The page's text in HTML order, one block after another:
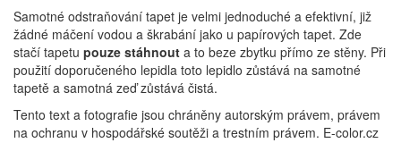
Samotné odstraňování tapet je velmi jednoduché a efektivní, již
žádné máčení vodou a škrabání jako u papírových tapet. Zde
stačí tapetu pouze stáhnout a to beze zbytku přímo ze stěny. Při
použití doporučeného lepidla toto lepidlo zůstává na samotné
tapetě a samotná zeď zůstává čistá.
Tento text a fotografie jsou chráněny autorským právem, právem
na ochranu v hospodářské soutěži a trestním právem. E-color.cz